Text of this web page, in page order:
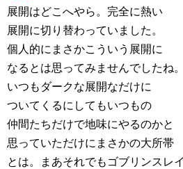
展開はどこへやら。完全に熱い
展開に切り替わっていました。
個人的にまさかこういう展開に
なるとは思ってみませんでしたね。
いつもダークな展開なだけに
ついてくるにしてもいつもの
仲間たちだけで地味にやるのかと
思っていただけにまさかの大所帯
とは。まあそれでもゴブリンスレ